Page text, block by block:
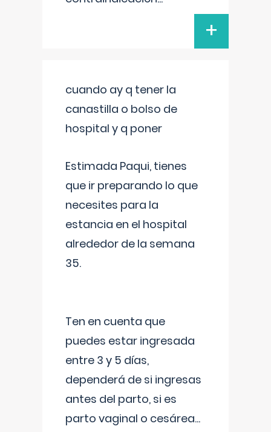
+
cuando ay q tener la
canastilla o bolso de
hospital y q poner
Estimada Paqui, tienes
que ir preparando lo que
necesites para la
estancia en el hospital
alrededor de la semana
35.
Ten en cuenta que
puedes estar ingresada
entre 3 y 5 días,
dependerá de si ingresas
antes del parto, si es
parto vaginal o cesárea...